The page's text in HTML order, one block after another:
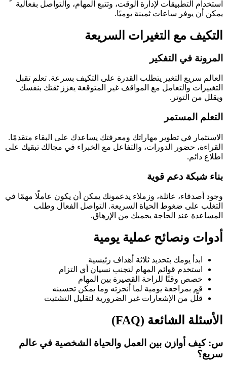
استخدام التطبيقات لإدارة الوقت، وتتبع المهام، والتواصل بفعالية
يمكن أن يوفر ساعات ثمينة يوميًا.
التكيف مع التغيرات السريعة
المرونة في التفكير
العالم سريع التغير يتطلب القدرة على التكيف بسرعة. تعلم تقبل
التغييرات والتعامل مع المواقف غير المتوقعة يعزز ثقتك بنفسك
ويقلل من التوتر.
التعلم المستمر
الاستثمار في تطوير مهاراتك ومعرفتك يساعدك على البقاء متقدمًا.
القراءة، حضور الدورات، والتفاعل مع الخبراء في مجالك تبقيك على
اطلاع دائم.
بناء شبكة دعم قوية
وجود أصدقاء، عائلة، وزملاء يدعمونك يمكن أن يكون عاملًا مهمًا في
التغلب على ضغوط الحياة السريعة. التواصل الفعال وطلب
المساعدة عند الحاجة يحميك من الإرهاق.
أدوات ونصائح عملية يومية
ابدأ يومك بتحديد ثلاثة أهداف رئيسية
استخدم قوائم المهام لتجنب نسيان أي التزام
خصص وقتًا للراحة القصيرة بين المهام
قم بمراجعة يومية لما أنجزته وما يمكن تحسينه
قلّل من الإشعارات غير الضرورية لتقليل التشتيت
الأسئلة الشائعة (FAQ)
س: كيف أوازن بين العمل والحياة الشخصية في عالم
سريع؟